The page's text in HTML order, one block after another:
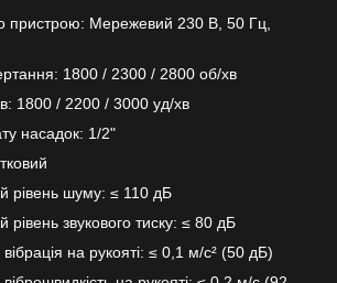
пристрою: Мережевий 230 В, 50 Гц,
1800 / 2300 / 2800 об/хв
1800 / 2200 / 3000 уд/хв
насадок: 1/2"
рівень шуму: ≤ 110 дБ
звукового тиску: ≤ 80 дБ
на рукояті: ≤ 0,1 м/с² (50 дБ)